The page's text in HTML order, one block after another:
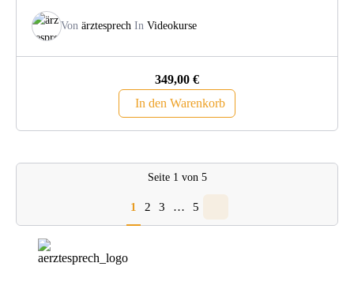
Von ärztesprech In Videokurse
349,00 €
In den Warenkorb
Seite 1 von 5
1 2 3 … 5